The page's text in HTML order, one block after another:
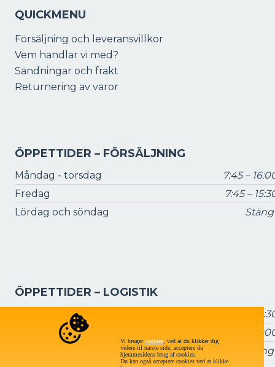
QUICKMENU
Försäljning och leveransvillkor
Vem handlar vi med?
Sändningar och frakt
Returnering av varor
ÖPPETTIDER – FÖRSÄLJNING
Måndag - torsdag
7:45 –
Fredag
7:45 –
Lördag och söndag
ÖPPETTIDER – LOGISTIK
Måndag - torsdag
7:15 –
7:15 –
Vi brugercookies, ved at du klikker dig
videre til næste side, acceptere du
hjemmesidens brug af cookies.
Du kan også acceptere cookies ved at klikke